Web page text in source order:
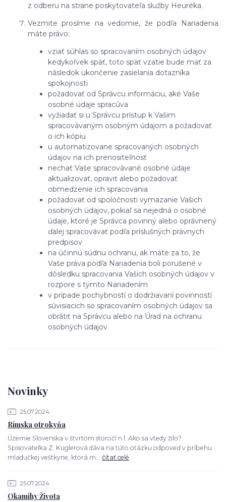
Novinky
25.07.2024
Rímska otrokyňa
Územie Slovenska v štvrtom storočí n.l. Ako sa vtedy žilo?
Spisovateľka Z. Kuglerová dáva na túto otázku odpoveď v príbehu
mladučkej veštkyne, ktorá m... čítať celé
25.07.2024
Okamihy Života
z odberu na strane poskytovateľa služby Heuréka.
Vezmite prosíme na vedomie, že podľa Nariadenia
máte právo:
vziať súhlas so spracovaním osobných údajov
kedykoľvek späť, toto späť vzatie bude mať za
následok ukončenie zasielania dotazníka
spokojnosti
požadovať od Správcu informáciu, aké Vaše
osobné údaje spracúva
vyžiadať si u Správcu prístup k Vašim
spracovávaným osobným údajom a požadovať
o ich kópiu
u automatizovane spracovaných osobných
údajov na ich prenositeľnosť
nechať Vaše spracovávané osobné údaje
aktualizovať, opraviť alebo požadovať
obmedzenie ich spracovania
požadovať od spoločnosti vymazanie Vašich
osobných údajov, pokiaľ sa nejedná o osobné
údaje, ktoré je Správca povinný alebo oprávnený
ďalej spracovávať podľa príslušných právnych
predpisov
na účinnú súdnu ochranu, ak máte za to, že
Vaše práva podľa Nariadenia boli porušené v
dôsledku spracovania Vašich osobných údajov v
rozpore s týmto Nariadením
v prípade pochybností o dodržiavaní povinností
súvisiacich so spracovaním osobných údajov sa
obrátiť na Správcu alebo na Úrad na ochranu
osobných údajov